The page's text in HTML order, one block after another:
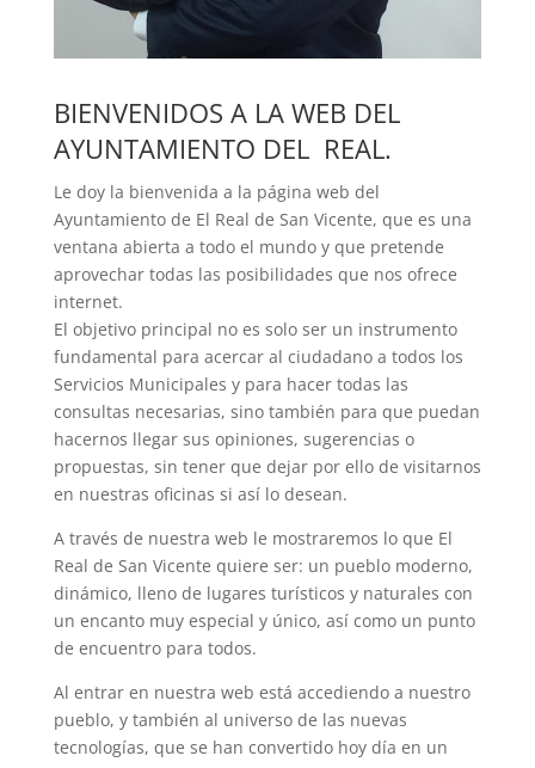
BIENVENIDOS A LA WEB DEL
AYUNTAMIENTO DEL REAL.
Le doy la bienvenida a la página web del
Ayuntamiento de El Real de San Vicente, que es una
ventana abierta a todo el mundo y que pretende
aprovechar todas las posibilidades que nos ofrece
internet.
El objetivo principal no es solo ser un instrumento
fundamental para acercar al ciudadano a todos los
Servicios Municipales y para hacer todas las
consultas necesarias, sino también para que puedan
hacernos llegar sus opiniones, sugerencias o
propuestas, sin tener que dejar por ello de visitarnos
en nuestras oficinas si así lo desean.
A través de nuestra web le mostraremos lo que El
Real de San Vicente quiere ser: un pueblo moderno,
dinámico, lleno de lugares turísticos y naturales con
un encanto muy especial y único, así como un punto
de encuentro para todos.
Al entrar en nuestra web está accediendo a nuestro
pueblo, y también al universo de las nuevas
tecnologías, que se han convertido hoy día en un